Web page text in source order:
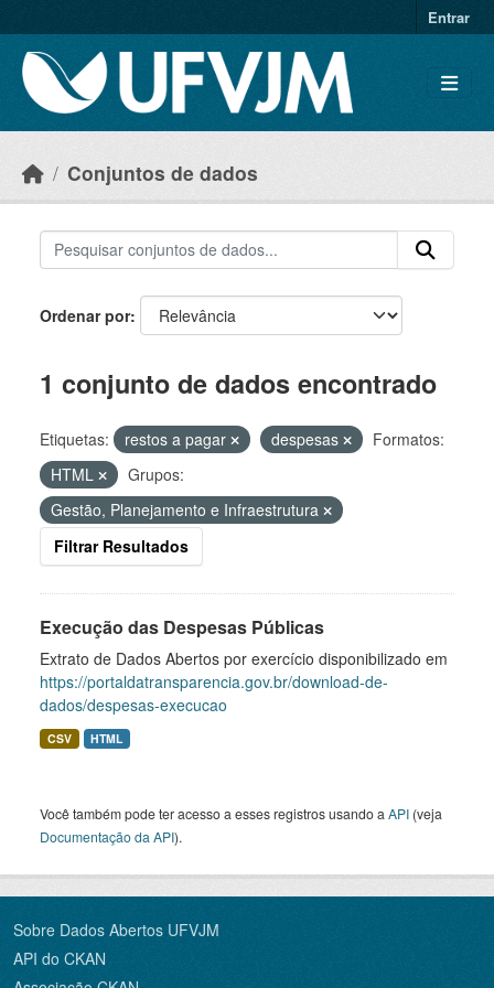
Entrar
Conjuntos de dados
Ordenar por
1 conjunto de dados encontrado
Etiquetas: restos a pagar despesas
Formatos:
HTML
Grupos:
Gestão, Planejamento e Infraestrutura
Filtrar Resultados
Execução das Despesas Públicas
Extrato de Dados Abertos por exercício disponibilizado em
https://portaldatransparencia.gov.br/download-de-
dados/despesas-execucao
CSV HTML
Você também pode ter acesso a esses registros usando a API (veja
Documentação da API).
Sobre Dados Abertos UFVJM
API do CKAN